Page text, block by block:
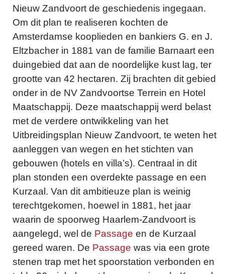
Nieuw Zandvoort de geschiedenis ingegaan.
Om dit plan te realiseren kochten de
Amsterdamse kooplieden en bankiers G. en J.
Eltzbacher in 1881 van de familie Barnaart een
duingebied dat aan de noordelijke kust lag, ter
grootte van 42 hectaren. Zij brachten dit gebied
onder in de NV Zandvoortse Terrein en Hotel
Maatschappij. Deze maatschappij werd belast
met de verdere ontwikkeling van het
Uitbreidingsplan Nieuw Zandvoort, te weten het
aanleggen van wegen en het stichten van
gebouwen (hotels en villa’s). Centraal in dit
plan stonden een overdekte passage en een
Kurzaal. Van dit ambitieuze plan is weinig
terechtgekomen, hoewel in 1881, het jaar
waarin de spoorweg Haarlem-Zandvoort is
aangelegd, wel de Passage en de Kurzaal
gereed waren. De Passage was via een grote
stenen trap met het spoorstation verbonden en